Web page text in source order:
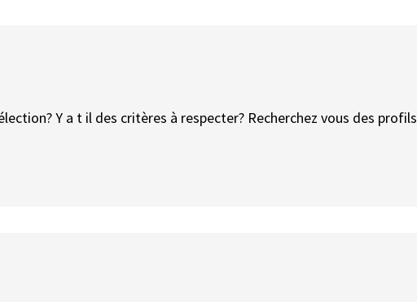
Y a t il des critères à respecter? Recherchez vous des profils